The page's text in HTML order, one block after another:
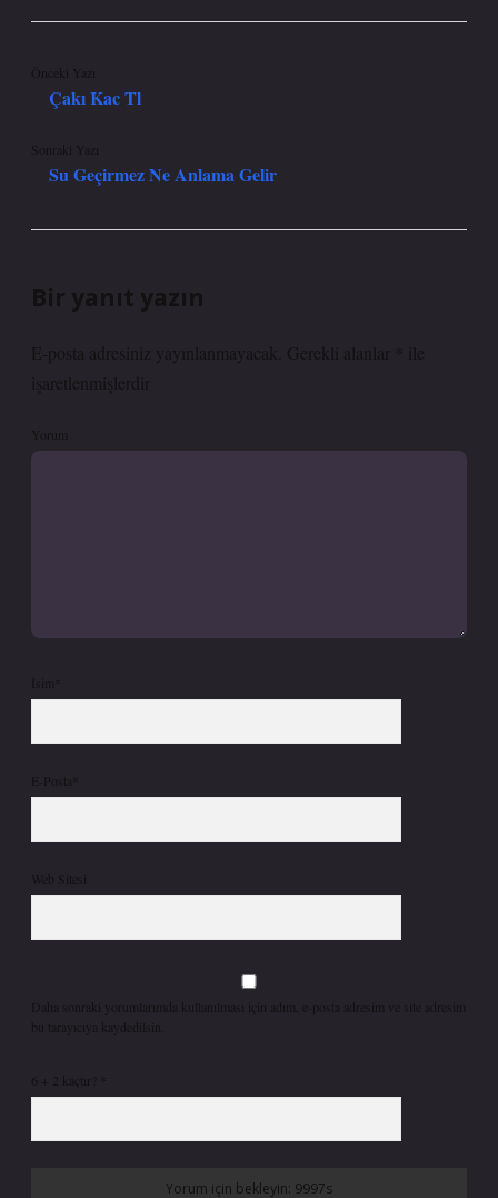
Önceki Yazı
Çakı Kac Tl
Sonraki Yazı
Su Geçirmez Ne Anlama Gelir
Bir yanıt yazın
E-posta adresiniz yayınlanmayacak. Gerekli alanlar
ile
işaretlenmişlerdir
Yorum
İsim*
E-Posta*
Web Sitesi
Daha sonraki yorumlarımda kullanılması için adım, e-posta adresim ve site adresim
bu tarayıcıya kaydedilsin.
6 + 2 kaçtır?